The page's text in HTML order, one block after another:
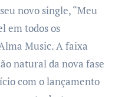
novo single, “Meu
em todos os
Music. A faixa
natural da nova fase
com o lançamento